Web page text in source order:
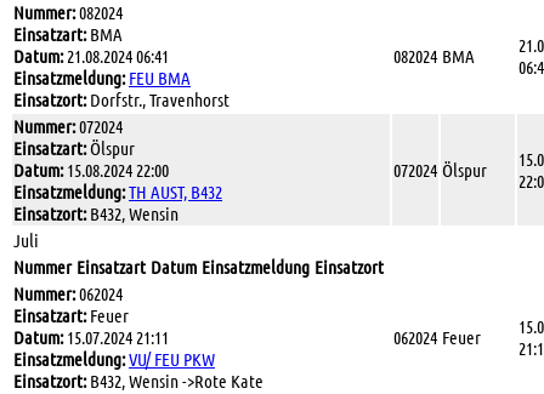
Nummer:082024
Einsatzart:BMA
Datum:21.08.2024 06:41
Einsatzmeldung: FEU BMA
Einsatzort:Dorfstr., Travenhorst
082024 BMA
Nummer:072024
Einsatzart:Ölspur
Datum:15.08.2024 22:00
Einsatzmeldung:TH AUST, B432
Einsatzort:B432, Wensin
072024 Ölspur
Juli
Nummer Einsatzart Datum Einsatzmeldung Einsatzort
Nummer:062024
Einsatzart:Feuer
Datum:15.07.2024 21:11
Einsatzmeldung:VU/ FEU PKW
Einsatzort:B432, Wensin ->Rote Kate
062024 Feuer